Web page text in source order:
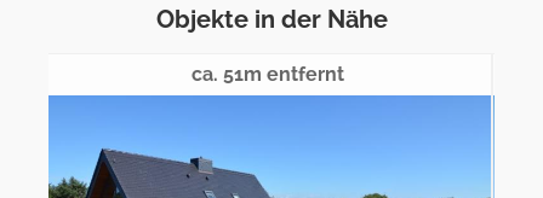
Objekte in der Nähe
ca. 51m entfernt